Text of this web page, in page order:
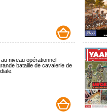
niveau opérationnel
bataille de cavalerie de